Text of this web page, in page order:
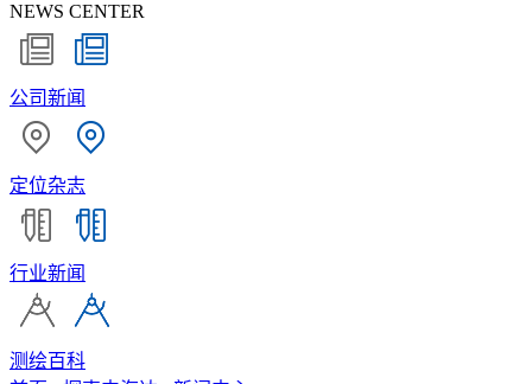
NEWS CENTER
公司新闻
定位杂志
行业新闻
测绘百科